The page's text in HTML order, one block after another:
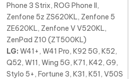
Phone 3 Strix, ROG Phone II,
Zenfone 5z ZS620KL, Zenfone 5
ZE620KL, Zenfone V V520KL,
ZenPad Z10 (ZT500KL)
LG: W41+, W41 Pro, K92 5G, K52,
Q52, W11, Wing 5G, K71, K42, G9,
Stylo 5+, Fortune 3, K31, K51, V50S